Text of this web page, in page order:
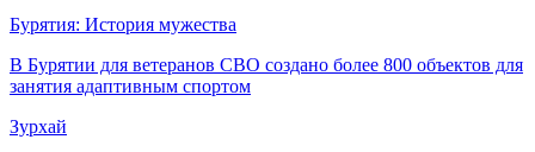
Бурятия: История мужества
В Бурятии для ветеранов СВО создано более 800 объектов для
занятия адаптивным спортом
Зурхай